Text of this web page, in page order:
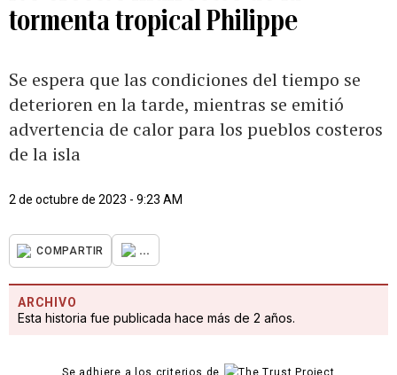
tormenta tropical Philippe
Se espera que las condiciones del tiempo se
deterioren en la tarde, mientras se emitió
advertencia de calor para los pueblos costeros
de la isla
2 de octubre de 2023 - 9:23 AM
COMPARTIR ...
ARCHIVO
Esta historia fue publicada hace más de 2 años.
Se adhiere a los criterios de